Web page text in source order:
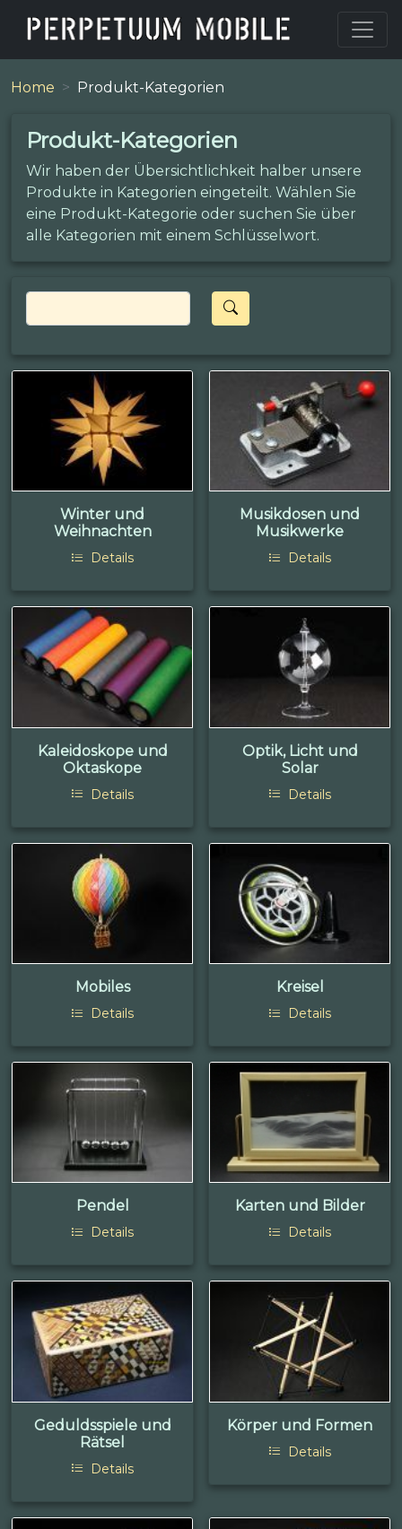
Home Produkt-Kategorien
Produkt-Kategorien
Wir haben der Übersichtlichkeit halber unsere
Produkte in Kategorien eingeteilt. Wählen Sie
eine Produkt-Kategorie oder suchen Sie über
alle Kategorien mit einem Schlüsselwort.
Winter und
Weihnachten
Details
Musikdosen und
Musikwerke
Details
Kaleidoskope und
Oktaskope
Details
Optik, Licht und
Solar
Details
Mobiles
Details
Kreisel
Details
Pendel
Details
Karten und Bilder
Details
Geduldsspiele und
Rätsel
Details
Körper und Formen
Details